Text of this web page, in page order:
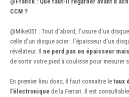
CCM ?
@Mike051 : Tout d’abord, l’usure d’un
celle d’un disque acier : l’épaisseur d’un
révélateur. Il ne perd pas en épaisseur
de sortir votre pied à coulisse pour mesurer
En premier lieu donc, il faut connaitre le taux
l’électronique de la Ferrari. Il est